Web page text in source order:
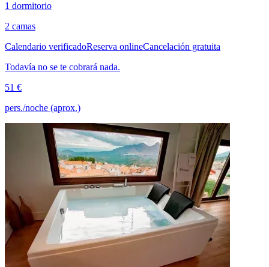
1 dormitorio
2 camas
Calendario verificadoReserva onlineCancelación gratuita
Todavía no se te cobrará nada.
51 €
pers./noche (aprox.)